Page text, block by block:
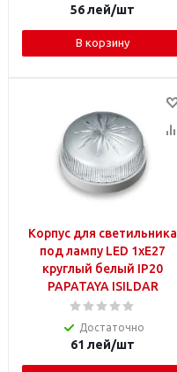
56лей/шт
В корзину
Корпус для светильника
под лампу LED 1xE27
круглый белый IP20
PAPATAYA ISILDAR
Достаточно
61 лей/шт